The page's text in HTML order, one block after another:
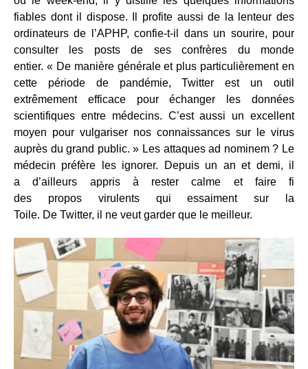
fiables dont il dispose. Il profite aussi de la lenteur des
ordinateurs de l’APHP, confie-t-il dans un sourire, pour
consulter les posts de ses confrères du monde
entier. « De manière générale et plus particulièrement en
cette période de pandémie, Twitter est un outil
extrêmement efficace pour échanger les données
scientifiques entre médecins. C’est aussi un excellent
moyen pour vulgariser nos connaissances sur le virus
auprès du grand public. » Les attaques ad nominem ? Le
médecin préfère les ignorer. Depuis un an et demi, il
a d’ailleurs appris à rester calme et faire fi
des propos virulents qui essaiment sur la
Toile. De Twitter, il ne veut garder que le meilleur.